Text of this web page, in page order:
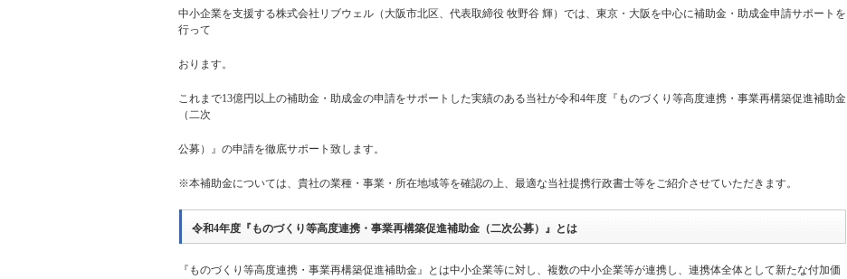
中小企業を支援する株式会社リブウェル（大阪市北区、代表取締役 牧野谷 輝）では、東京・大阪を中心に補助金・助成金申請サポートを
行って
おります。
これまで13億円以上の補助金・助成金の申請をサポートした実績のある当社が令和4年度『ものづくり等高度連携・事業再構築促進補助金
（二次
公募）』の申請を徹底サポート致します。
※本補助金については、貴社の業種・事業・所在地域等を確認の上、最適な当社提携行政書士等をご紹介させていただきます。
令和4年度『ものづくり等高度連携・事業再構築促進補助金（二次公募）』とは
『ものづくり等高度連携・事業再構築促進補助金』とは中小企業等に対し、複数の中小企業等が連携し、連携体全体として新たな付加価